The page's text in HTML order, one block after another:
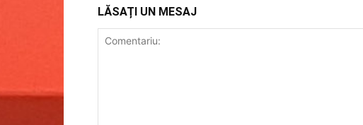
LĂSAȚI UN MESAJ